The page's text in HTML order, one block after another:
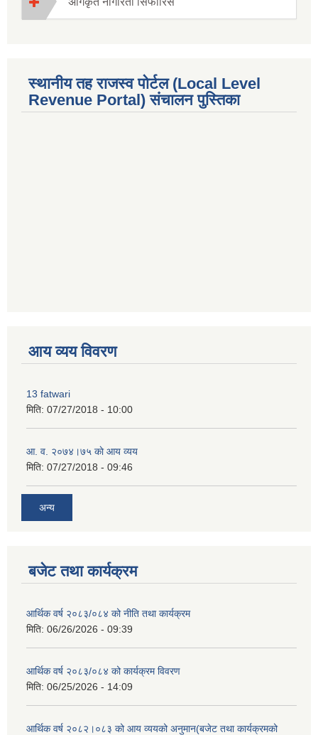
स्थानीय तह राजस्व पोर्टल (Local Level
Revenue Portal) संचालन पुस्तिका
आय व्यय विवरण
13 fatwari
मिति: 07/27/2018 - 10:00
आ‍. व. २०७४।७५ काे आय व्यय
मिति: 07/27/2018 - 09:46
अन्य
बजेट तथा कार्यक्रम
आर्थिक वर्ष २०८३/०८४ को नीति तथा कार्यक्रम
मिति: 06/26/2026 - 09:39
आर्थिक वर्ष २०८३/०८४ को कार्यक्रम विवरण
मिति: 06/25/2026 - 14:09
आर्थिक वर्ष २०८२।०८३ को आय व्ययको अनुमान(बजेट तथा कार्यक्रमको